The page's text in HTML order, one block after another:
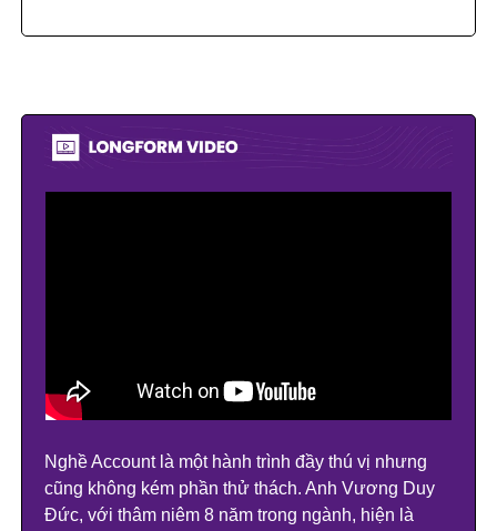
Nghề Account là một hành trình đầy thú vị nhưng
cũng không kém phần thử thách. Anh Vương Duy
Đức, với thâm niêm 8 năm trong ngành, hiện là